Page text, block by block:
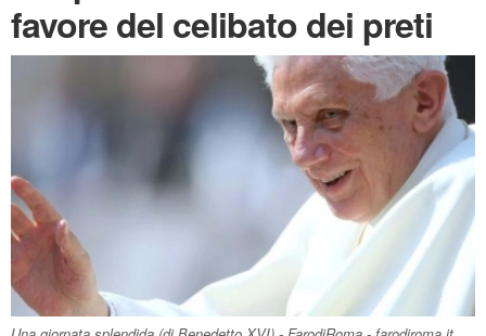
favore del celibato dei preti